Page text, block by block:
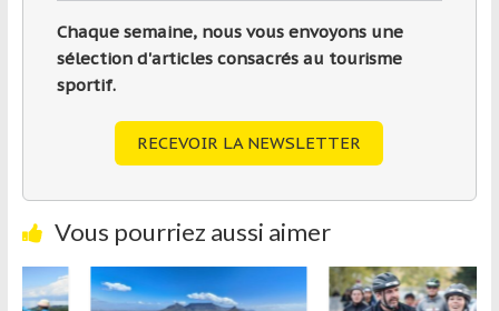
Chaque semaine, nous vous envoyons une
sélection d'articles consacrés au tourisme
sportif.
RECEVOIR LA NEWSLETTER
Vous pourriez aussi aimer